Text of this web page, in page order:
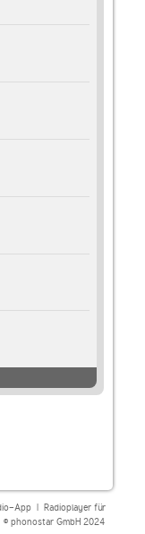
App| Radioplayer für
phonostar GmbH 2024